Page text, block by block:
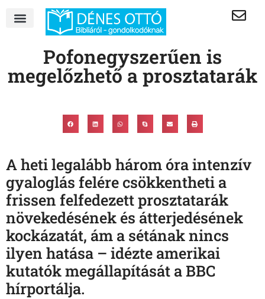
Pofonegyszerűen is
megelőzhető a prosztatarák
A heti legalább három óra intenzív
gyaloglás felére csökkentheti a
frissen felfedezett prosztatarák
növekedésének és átterjedésének
kockázatát, ám a sétának nincs
ilyen hatása – idézte amerikai
kutatók megállapítását a BBC
hírportálja.